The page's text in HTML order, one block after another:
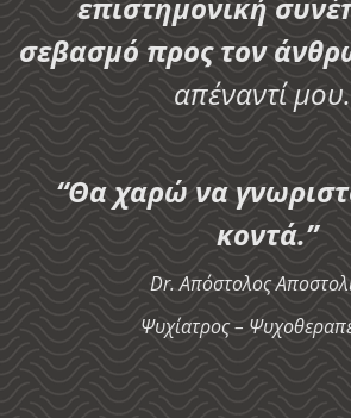
σεβασμό προς τον
απέναντί
“Θα χαρώ να
κοντά.”
Dr. Απόστολος
Ψυχίατρος –